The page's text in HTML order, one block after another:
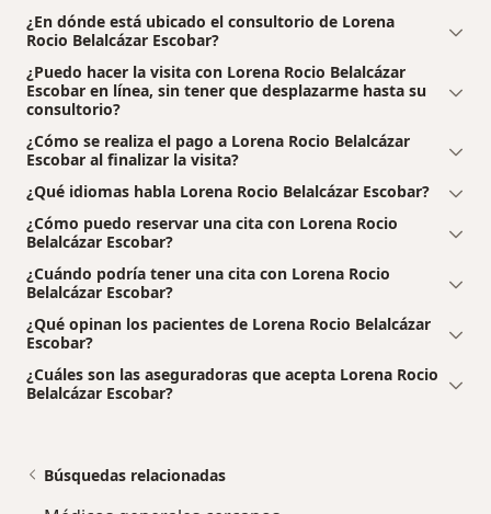
¿En dónde está ubicado el consultorio de Lorena
Rocio Belalcázar Escobar?
¿Puedo hacer la visita con Lorena Rocio Belalcázar
Escobar en línea, sin tener que desplazarme hasta su
consultorio?
¿Cómo se realiza el pago a Lorena Rocio Belalcázar
Escobar al finalizar la visita?
¿Qué idiomas habla Lorena Rocio Belalcázar Escobar?
¿Cómo puedo reservar una cita con Lorena Rocio
Belalcázar Escobar?
¿Cuándo podría tener una cita con Lorena Rocio
Belalcázar Escobar?
¿Qué opinan los pacientes de Lorena Rocio Belalcázar
Escobar?
¿Cuáles son las aseguradoras que acepta Lorena Rocio
Belalcázar Escobar?
Búsquedas relacionadas